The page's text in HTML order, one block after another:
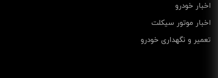
اخبار خودرو
اخبار موتور سیکلت
تعمیر و نگهداری خودرو